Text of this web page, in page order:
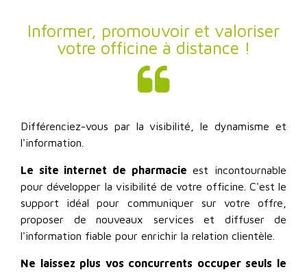
Informer, promouvoir et valoriser
votre officine à distance !
Différenciez-vous par la visibilité, le dynamisme et
l'information.
Le site internet de pharmacie est incontournable
pour développer la visibilité de votre officine. C'est le
support idéal pour communiquer sur votre offre,
proposer de nouveaux services et diffuser de
l'information fiable pour enrichir la relation clientèle.
Ne laissez plus vos concurrents occuper seuls le